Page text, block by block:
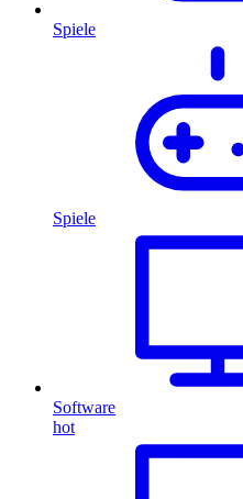
Spiele
Spiele
Software
hot